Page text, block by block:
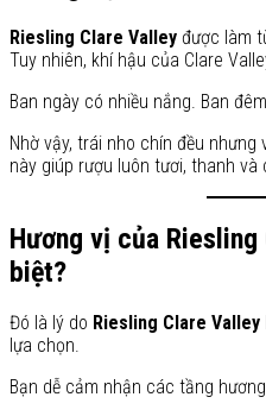
Riesling Clare Valley được làm
Tuy nhiên, khí hậu của Clare
Ban ngày có nhiều nắng. Ban
Nhờ vậy, trái nho chín đều
này giúp rượu luôn tươi, thanh và
Hương vị của
biệt?
Đó là lý do Riesling Clare Valley
lựa chọn.
Bạn dễ cảm nhận các tầng